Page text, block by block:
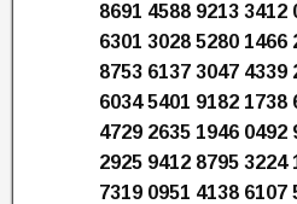
8691 4588 9213
6301 3028 5280
8753 6137 3047
6034 5401 9182
4729 2635 1946
2925 9412 8795
7319 0951 4138